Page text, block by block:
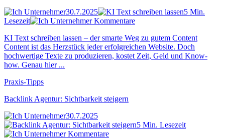
30.7.2025
5 Min.
Lesezeit
Kommentare
KI Text schreiben lassen – der smarte Weg zu gutem Content
Content ist das Herzstück jeder erfolgreichen Website. Doch
hochwertige Texte zu produzieren, kostet Zeit, Geld und Know-
how. Genau hier ...
Praxis-Tipps
Backlink Agentur: Sichtbarkeit steigern
30.7.2025
5 Min. Lesezeit
Kommentare